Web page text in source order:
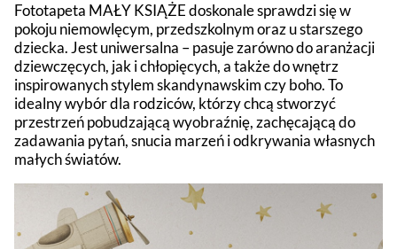
Fototapeta MAŁY KSIĄŻE doskonale sprawdzi się w
pokoju niemowlęcym, przedszkolnym oraz u starszego
dziecka. Jest uniwersalna – pasuje zarówno do aranżacji
dziewczęcych, jak i chłopięcych, a także do wnętrz
inspirowanych stylem skandynawskim czy boho. To
idealny wybór dla rodziców, którzy chcą stworzyć
przestrzeń pobudzającą wyobraźnię, zachęcającą do
zadawania pytań, snucia marzeń i odkrywania własnych
małych światów.